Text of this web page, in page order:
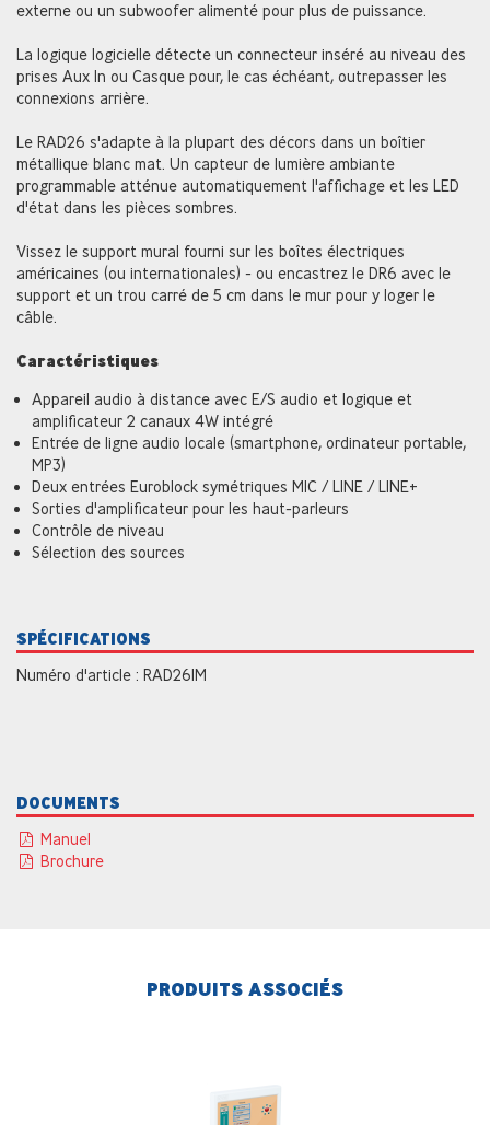
externe ou un subwoofer alimenté pour plus de puissance.
La logique logicielle détecte un connecteur inséré au niveau des
prises Aux In ou Casque pour, le cas échéant, outrepasser les
connexions arrière.
Le RAD26 s'adapte à la plupart des décors dans un boîtier
métallique blanc mat. Un capteur de lumière ambiante
programmable atténue automatiquement l'affichage et les LED
d'état dans les pièces sombres.
Vissez le support mural fourni sur les boîtes électriques
américaines (ou internationales) - ou encastrez le DR6 avec le
support et un trou carré de 5 cm dans le mur pour y loger le
câble.
Caractéristiques
Appareil audio à distance avec E/S audio et logique et
amplificateur 2 canaux 4W intégré
Entrée de ligne audio locale (smartphone, ordinateur portable,
MP3)
Deux entrées Euroblock symétriques MIC / LINE / LINE+
Sorties d'amplificateur pour les haut-parleurs
Contrôle de niveau
Sélection des sources
SPÉCIFICATIONS
Numéro d'article : RAD26IM
DOCUMENTS
Manuel
Brochure
PRODUITS ASSOCIÉS